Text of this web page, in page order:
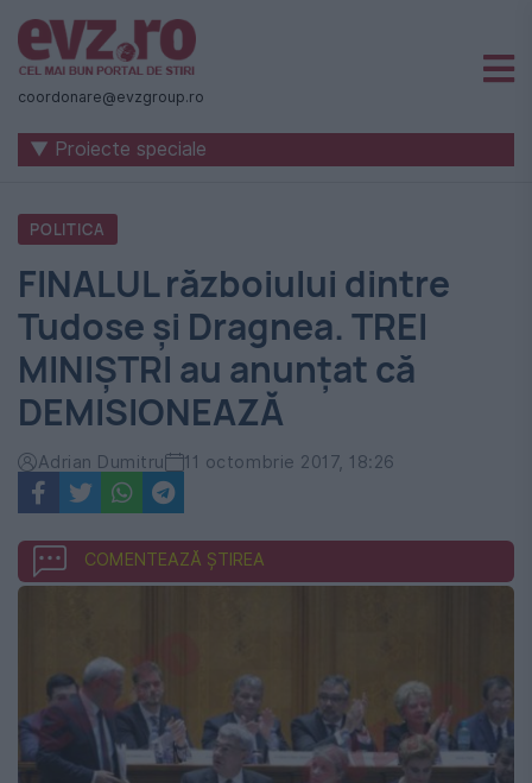
Știri
naționale
internaționale
România
-
Evenimentul
Zilei
coordonare@evzgroup.ro
▼ Proiecte speciale
POLITICA
FINALUL războiului dintre
Tudose și Dragnea. TREI
MINIȘTRI au anunțat că
DEMISIONEAZĂ
Adrian Dumitru 11 octombrie 2017, 18:26
COMENTEAZĂ ȘTIREA